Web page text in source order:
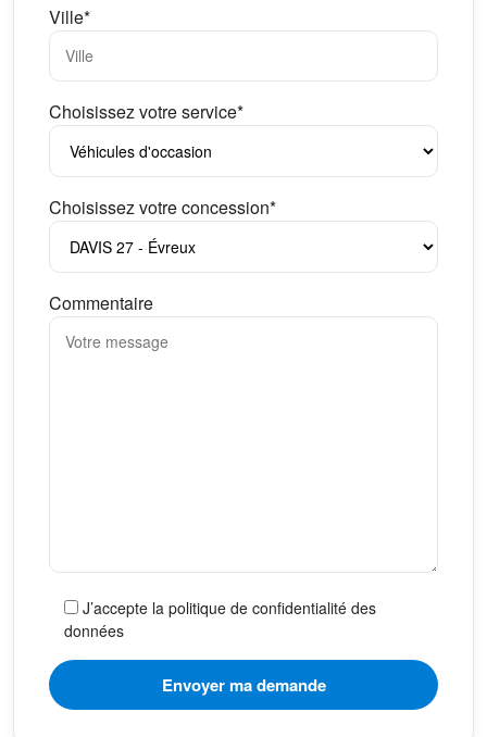
Ville*
Choisissez votre service*
Choisissez votre concession*
Commentaire
J’accepte la politique de confidentialité des
données